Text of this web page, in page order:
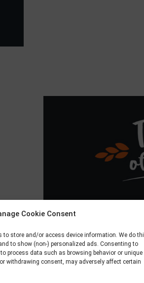
Cookie Consent
to store and/or access device information. We do
to show (non-) personalized ads. Consenting to
process data such as browsing behavior or unique
withdrawing consent, may adversely affect certain